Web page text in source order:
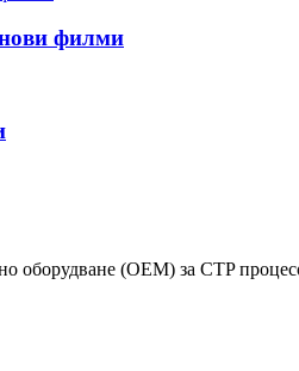
филми
оборудване (OEM) за CTP